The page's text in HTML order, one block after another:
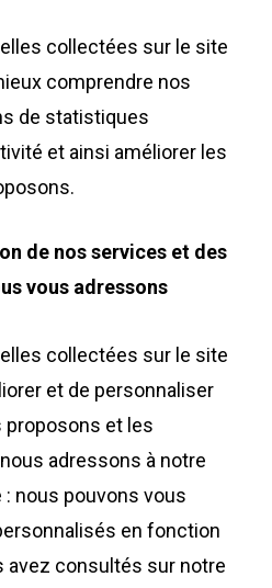
collectées sur le site
comprendre nos
de statistiques
et ainsi améliorer les
de nos services et des
vous adressons
collectées sur le site
et de personnaliser
proposons et les
adressons à notre
nous pouvons vous
en fonction
avez consultés sur notre